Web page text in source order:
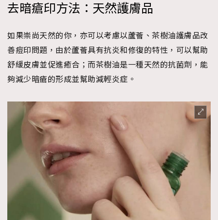
去暗瘡印方法：天然護膚品
如果崇尚天然的你，亦可以考慮以蘆薈、茶樹油護膚品改
善痘印問題，由於蘆薈具有抗炎和修復的特性，可以幫助
舒緩皮膚並促進癒合；而茶樹油是一種天然的抗菌劑，能
夠減少暗瘡的形成並幫助減輕炎症。